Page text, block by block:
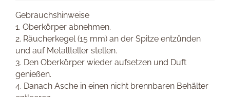
Gebrauchshinweise
1. Oberkörper abnehmen.
2. Räucherkegel (15 mm) an der Spitze entzünden
und auf Metallteller stellen.
3. Den Oberkörper wieder aufsetzen und Duft
genießen.
4. Danach Asche in einen nicht brennbaren Behälter